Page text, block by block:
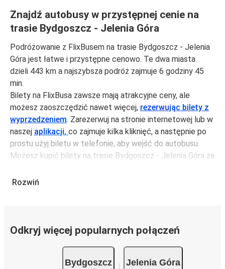
Znajdź autobusy w przystępnej cenie na
trasie Bydgoszcz - Jelenia Góra
Podróżowanie z FlixBusem na trasie Bydgoszcz - Jelenia
Góra jest łatwe i przystępne cenowo. Te dwa miasta
dzieli 443 km a najszybsza podróż zajmuje 6 godziny 45
min.
Bilety na FlixBusa zawsze mają atrakcyjne ceny, ale
możesz zaoszczędzić nawet więcej, rezerwując bilety z
wyprzedzeniem. Zarezerwuj na stronie internetowej lub w
naszej aplikacji, co zajmuje kilka kliknięć, a następnie po
prostu użyj biletu w telefonie, aby wejść do autobusu.
Możesz kupić bilety na trasie Bydgoszcz - Jelenia Góra za
na tygodniu, unikając weekendów i świąt. Aby podróżować
jedynie 6 godziny 45 min.
Rozwiń
Odkryj więcej popularnych połączeń
Bydgoszcz Jelenia Góra